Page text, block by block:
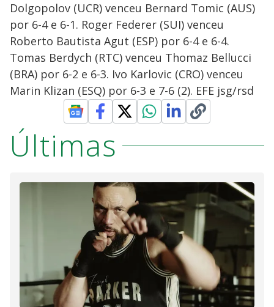
Dolgopolov (UCR) venceu Bernard Tomic (AUS)
por 6-4 e 6-1. Roger Federer (SUI) venceu
Roberto Bautista Agut (ESP) por 6-4 e 6-4.
Tomas Berdych (RTC) venceu Thomaz Bellucci
(BRA) por 6-2 e 6-3. Ivo Karlovic (CRO) venceu
Marin Klizan (ESQ) por 6-3 e 7-6 (2). EFE jsg/rsd
Últimas